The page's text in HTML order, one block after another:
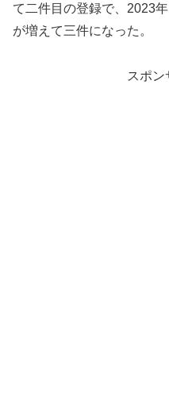
て二件目の登録で、2023
が増えて三件になった。
スポン